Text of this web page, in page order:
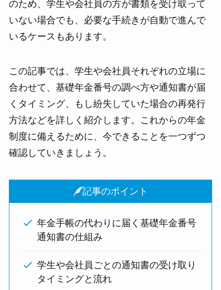
のため、学生や会社員の方が書類を受け取って
いない場合でも、必要な手続きが自動で進んで
いるケースもあります。
この記事では、学生や会社員それぞれの立場に
合わせて、基礎年金番号の調べ方や通知書が届
くタイミング、もし紛失していた場合の再発行
方法などを詳しく紹介します。これからの年金
制度に備えるために、今できることを一つずつ
確認していきましょう。
記事のポイント
年金手帳の代わりに届く基礎年金番号
通知書の仕組み
学生や会社員ごとの通知書の受け取り
タイミングと流れ